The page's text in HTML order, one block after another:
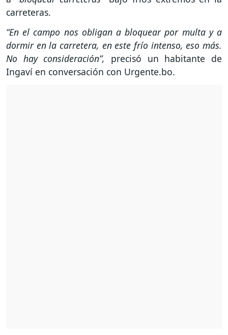
carreteras.
“En el campo nos obligan a bloquear por multa y a
dormir en la carretera, en este frío intenso, eso más.
No hay consideración”, precisó un habitante de
Ingaví en conversación con Urgente.bo.